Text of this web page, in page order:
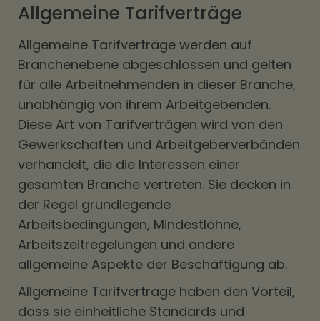
Allgemeine Tarifverträge
Allgemeine Tarifverträge werden auf
Branchenebene abgeschlossen und gelten
für alle Arbeitnehmenden in dieser Branche,
unabhängig von ihrem Arbeitgebenden.
Diese Art von Tarifverträgen wird von den
Gewerkschaften und Arbeitgeberverbänden
verhandelt, die die Interessen einer
gesamten Branche vertreten. Sie decken in
der Regel grundlegende
Arbeitsbedingungen, Mindestlöhne,
Arbeitszeitregelungen und andere
allgemeine Aspekte der Beschäftigung ab.
Allgemeine Tarifverträge haben den Vorteil,
dass sie einheitliche Standards und